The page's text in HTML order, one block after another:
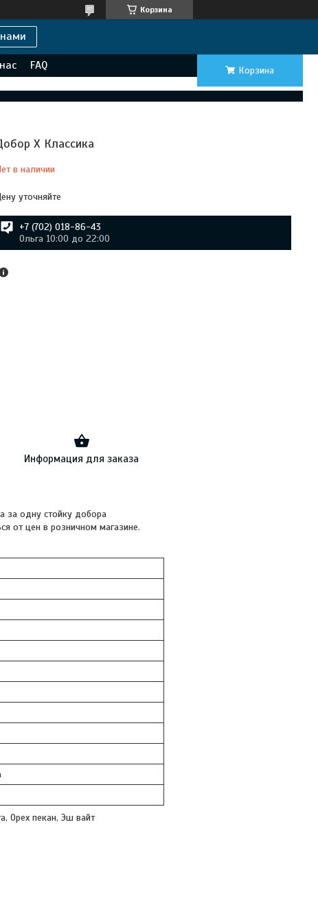
Корзина
нами
FAQ Корзина
Х Классика
в наличии
уточняйте
+7 (702) 018-86-43
Ольга 10:00 до 22:00
Информация для заказа
за одну стойку добора
от цен в розничном магазине.
Орех пекан, Эш вайт